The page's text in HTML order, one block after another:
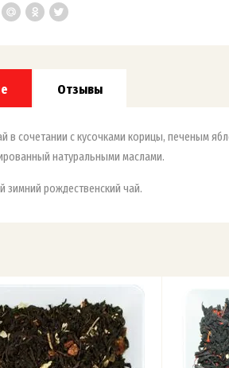
Отзывы
в сочетании с кусочками корицы, печеным
натуральными маслами.
зимний рождественский чай.